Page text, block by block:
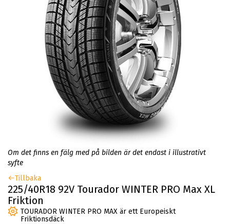
Om det finns en fälg med på bilden är det endast i illustrativt
syfte
Tillbaka
225/40R18 92V Tourador WINTER PRO Max XL
Friktion
TOURADOR WINTER PRO MAX är ett Europeiskt
Friktionsdäck